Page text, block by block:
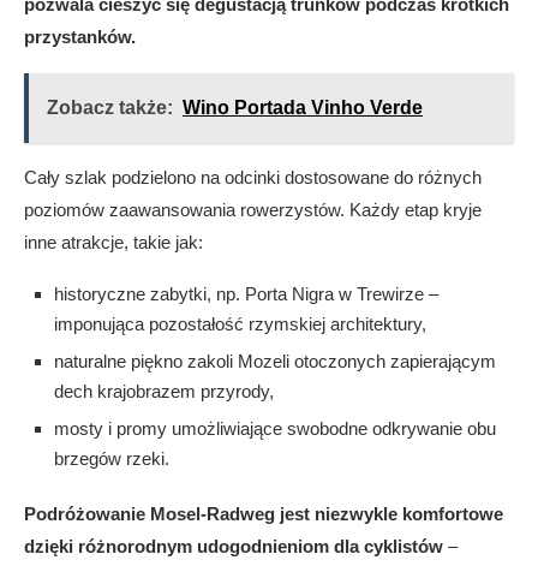
pozwala cieszyć się degustacją trunków podczas krótkich
przystanków.
Zobacz także: Wino Portada Vinho Verde
Cały szlak podzielono na odcinki dostosowane do różnych
poziomów zaawansowania rowerzystów. Każdy etap kryje
inne atrakcje, takie jak:
historyczne zabytki, np. Porta Nigra w Trewirze –
imponująca pozostałość rzymskiej architektury,
naturalne piękno zakoli Mozeli otoczonych zapierającym
dech krajobrazem przyrody,
mosty i promy umożliwiające swobodne odkrywanie obu
brzegów rzeki.
Podróżowanie Mosel-Radweg jest niezwykle komfortowe
dzięki różnorodnym udogodnieniom dla cyklistów –